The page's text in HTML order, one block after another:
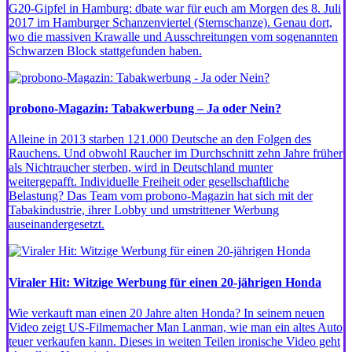
G20-Gipfel in Hamburg: dbate war für euch am Morgen des 8. Juli
2017 im Hamburger Schanzenviertel (Sternschanze). Genau dort,
wo die massiven Krawalle und Ausschreitungen vom sogenannten
Schwarzen Block stattgefunden haben.
probono-Magazin: Tabakwerbung – Ja oder Nein?
Alleine in 2013 starben 121.000 Deutsche an den Folgen des
Rauchens. Und obwohl Raucher im Durchschnitt zehn Jahre früher
als Nichtraucher sterben, wird in Deutschland munter
weitergepafft. Individuelle Freiheit oder gesellschaftliche
Belastung? Das Team vom probono-Magazin hat sich mit der
Tabakindustrie, ihrer Lobby und umstrittener Werbung
auseinandergesetzt.
Viraler Hit: Witzige Werbung für einen 20-jährigen Honda
Wie verkauft man einen 20 Jahre alten Honda? In seinem neuen
Video zeigt US-Filmemacher Man Lanman, wie man ein altes Auto
teuer verkaufen kann. Dieses in weiten Teilen ironische Video geht